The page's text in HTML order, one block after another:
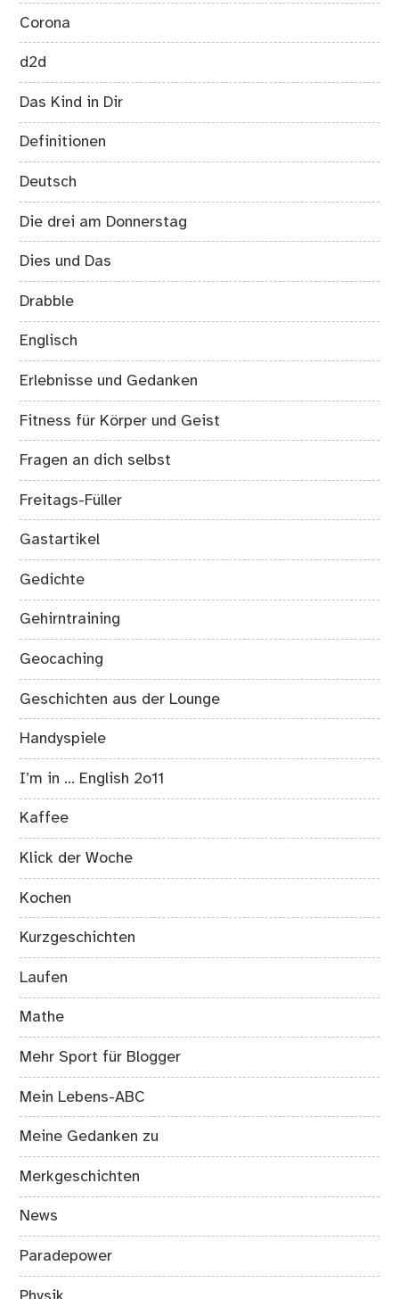
Corona
d2d
Das Kind in Dir
Definitionen
Deutsch
Die drei am Donnerstag
Dies und Das
Drabble
Englisch
Erlebnisse und Gedanken
Fitness für Körper und Geist
Fragen an dich selbst
Freitags-Füller
Gastartikel
Gedichte
Gehirntraining
Geocaching
Geschichten aus der Lounge
Handyspiele
I’m in … English 2o11
Kaffee
Klick der Woche
Kochen
Kurzgeschichten
Laufen
Mathe
Mehr Sport für Blogger
Mein Lebens-ABC
Meine Gedanken zu
Merkgeschichten
News
Paradepower